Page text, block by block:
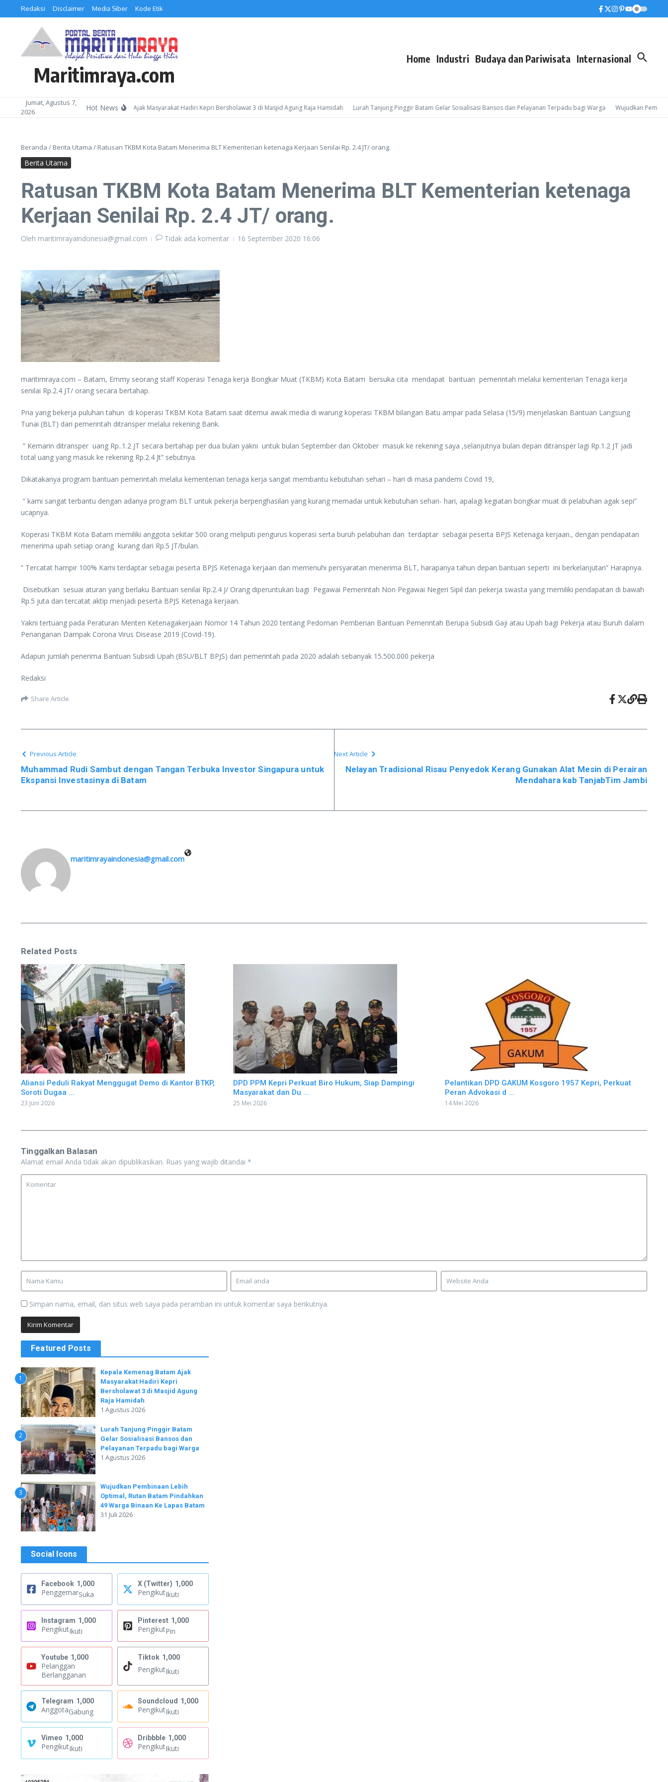
Lewati ke konten
Redaksi Disclaimer Media Siber Kode Etik
Maritimraya.com
Home Industri Budaya dan Pariwisata Internasional
Jumat, Agustus 7,
2026
Hot News
Kepala Kemenag Batam Ajak Masyarakat Hadiri Kepri Bersholawat 3 di Masjid Agung Raja Hamidah Lurah Tanjung Pinggir Batam Gelar Sosialisasi Bansos dan Pelayanan Terpadu bagi Warga Wujudkan Pembinaan
Beranda / Berita Utama / Ratusan TKBM Kota Batam Menerima BLT Kementerian ketenaga Kerjaan Senilai Rp. 2.4 JT/ orang.
Berita Utama
Ratusan TKBM Kota Batam Menerima BLT Kementerian ketenaga
Kerjaan Senilai Rp. 2.4 JT/ orang.
Oleh maritimrayaindonesia@gmail.com Tidak ada komentar 16 September 2020 16:06
maritimraya.com – Batam, Emmy seorang staff Koperasi Tenaga kerja Bongkar Muat (TKBM) Kota Batam bersuka cita mendapat bantuan pemerintah melalui kementerian Tenaga kerja
senilai Rp.2.4 JT/ orang secara bertahap.
Pria yang bekerja puluhan tahun di koperasi TKBM Kota Batam saat ditemui awak media di warung koperasi TKBM bilangan Batu ampar pada Selasa (15/9) menjelaskan Bantuan Langsung
Tunai (BLT) dari pemerintah ditransper melalui rekening Bank.
” Kemarin ditransper uang Rp..1.2 JT secara bertahap per dua bulan yakni untuk bulan September dan Oktober masuk ke rekening saya ,selanjutnya bulan depan ditransper lagi Rp.1.2 JT jadi
total uang yang masuk ke rekening Rp.2.4 Jt” sebutnya.
Dikatakanya program bantuan pemerintah melalui kementerian tenaga kerja sangat membantu kebutuhan sehari – hari di masa pandemi Covid 19,
” kami sangat terbantu dengan adanya program BLT untuk pekerja berpenghasilan yang kurang memadai untuk kebutuhan sehari- hari, apalagi kegiatan bongkar muat di pelabuhan agak sepi”
ucapnya.
Koperasi TKBM Kota Batam memiliki anggota sekitar 500 orang meliputi pengurus koperasi serta buruh pelabuhan dan terdaptar sebagai peserta BPJS Ketenaga kerjaan., dengan pendapatan
menerima upah setiap orang kurang dari Rp.5 JT/bulan.
” Tercatat hampir 100% Kami terdaptar sebagai peserta BPJS Ketenaga kerjaan dan memenuhi persyaratan menerima BLT, harapanya tahun depan bantuan seperti ini berkelanjutan” Harapnya.
Disebutkan sesuai aturan yang berlaku Bantuan senilai Rp.2.4 J/ Orang diperuntukan bagi Pegawai Pemerintah Non Pegawai Negeri Sipil dan pekerja swasta yang memiliki pendapatan di bawah
Rp.5 juta dan tercatat aktip menjadi peserta BPJS Ketenaga kerjaan.
Yakni tertuang pada Peraturan Menteri Ketenagakerjaan Nomor 14 Tahun 2020 tentang Pedoman Pemberian Bantuan Pemerintah Berupa Subsidi Gaji atau Upah bagi Pekerja atau Buruh dalam
Penanganan Dampak Corona Virus Disease 2019 (Covid-19).
Adapun jumlah penerima Bantuan Subsidi Upah (BSU/BLT BPJS) dari pemerintah pada 2020 adalah sebanyak 15.500.000 pekerja
Redaksi
Share Article
Previous Article
Muhammad Rudi Sambut dengan Tangan Terbuka Investor Singapura untuk
Ekspansi Investasinya di Batam
Next Article
Nelayan Tradisional Risau Penyedok Kerang Gunakan Alat Mesin di Perairan
Mendahara kab TanjabTim Jambi
maritimrayaindonesia@gmail.com
Related Posts
Aliansi Peduli Rakyat Menggugat Demo di Kantor BTKP,
Soroti Dugaa ...
23 Juni 2026
DPD PPM Kepri Perkuat Biro Hukum, Siap Dampingi
Masyarakat dan Du ...
25 Mei 2026
Pelantikan DPD GAKUM Kosgoro 1957 Kepri, Perkuat
Peran Advokasi d ...
14 Mei 2026
Tinggalkan Balasan
Alamat email Anda tidak akan dipublikasikan. Ruas yang wajib ditandai *
Simpan nama, email, dan situs web saya pada peramban ini untuk komentar saya berikutnya.
Featured Posts
1
Kepala Kemenag Batam Ajak
Masyarakat Hadiri Kepri
Bersholawat 3 di Masjid Agung
Raja Hamidah
1 Agustus 2026
2
Lurah Tanjung Pinggir Batam
Gelar Sosialisasi Bansos dan
Pelayanan Terpadu bagi Warga
1 Agustus 2026
3
Wujudkan Pembinaan Lebih
Optimal, Rutan Batam Pindahkan
49 Warga Binaan Ke Lapas Batam
31 Juli 2026
Social Icons
Facebook 1,000
PenggemarSuka
X (Twitter) 1,000
PengikutIkuti
Instagram 1,000
PengikutIkuti
Pinterest 1,000
PengikutPin
Youtube 1,000
Pelanggan
Berlangganan
Tiktok 1,000
PengikutIkuti
Telegram 1,000
AnggotaGabung
Soundcloud 1,000
PengikutIkuti
Vimeo 1,000
PengikutIkuti
Dribbble 1,000
PengikutIkuti